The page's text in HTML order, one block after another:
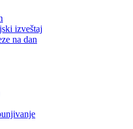
izveštaj
na dan